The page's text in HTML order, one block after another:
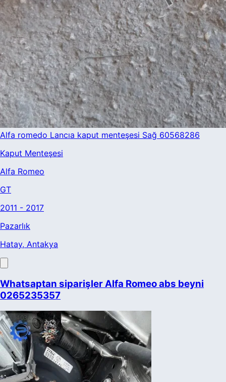
Alfa romedo Lancıa kaput menteşesi Sağ 60568286
Kaput Menteşesi
Alfa Romeo
GT
2011 - 2017
Pazarlık
Hatay, Antakya
Whatsaptan siparişler Alfa Romeo abs beyni
0265235357